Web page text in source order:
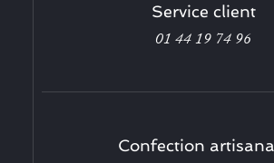
Service client
01 44 19 74 96
Confection